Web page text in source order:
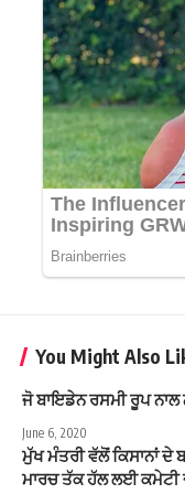
You Might Also
ਜੋ ਬਾਇਡੇਨ ਰਸਮੀ ਰੂਪ
June 6, 2020
ਮੁੱਖ ਮੰਤਰੀ ਵੱਲੋਂ ਕਿਸਾਨਾਂ
ਮਾਰਚ ਤੱਕ ਹੱਲ ਲਈ ਕਮੇਟੀ